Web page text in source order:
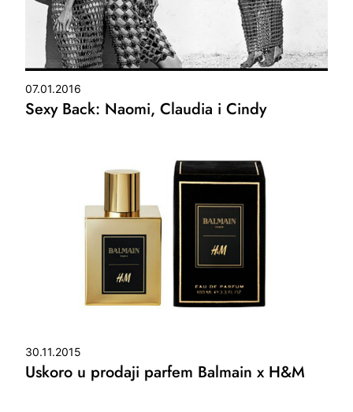
07.01.2016
Sexy Back: Naomi, Claudia i Cindy
30.11.2015
Uskoro u prodaji parfem Balmain x H&M